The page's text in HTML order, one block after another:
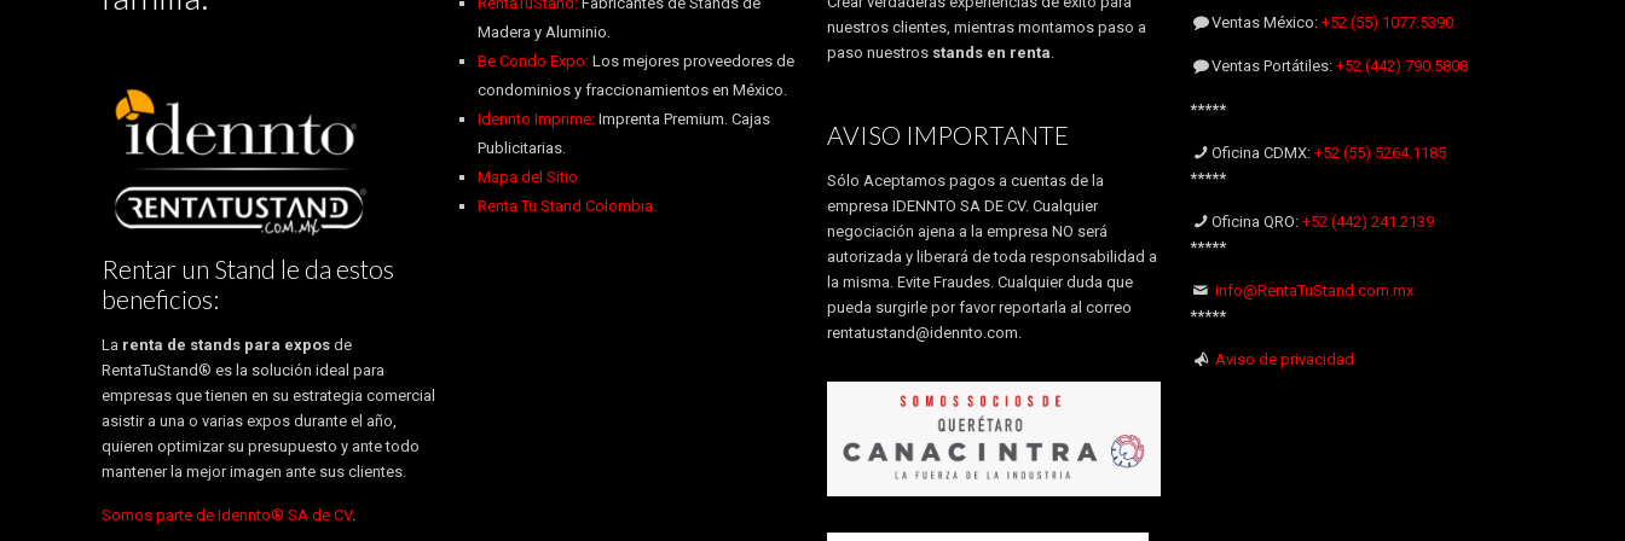
Rentar un Stand le da estos
beneficios:
La renta de stands para expos de
RentaTuStand® es la solución ideal para
empresas que tienen en su estrategia comercial
asistir a una o varias expos durante el año,
quieren optimizar su presupuesto y ante todo
mantener la mejor imagen ante sus clientes.
Somos parte de Idennto® SA de CV.
Madera y Aluminio.
Be Condo Expo: Los mejores proveedores de
condominios y fraccionamientos en México.
Idennto Imprime:Imprenta Premium. Cajas
Publicitarias.
Mapa del Sitio
Renta Tu Stand Colombia.
nuestros clientes, mientras montamos paso a
paso nuestros stands en renta
AVISO IMPORTANTE
Sólo Aceptamos pagos a cuentas de la
empresa IDENNTO SA DE CV. Cualquier
negociación ajena a la empresa NO será
autorizada y liberará de toda responsabilidad a
la misma. Evite Fraudes. Cualquier duda que
pueda surgirle por favor reportarla al correo
rentatustand@idennto.com
Ventas México:+52 (55) 1077.5390
Ventas Portátiles:+52 (442) 790.5808
*****
Oficina CDMX:+52 (55) 5264.1185
*****
Oficina QRO:+52 (442) 241.2139
*****
info@RentaTuStand.com.mx
*****
Aviso de privacidad